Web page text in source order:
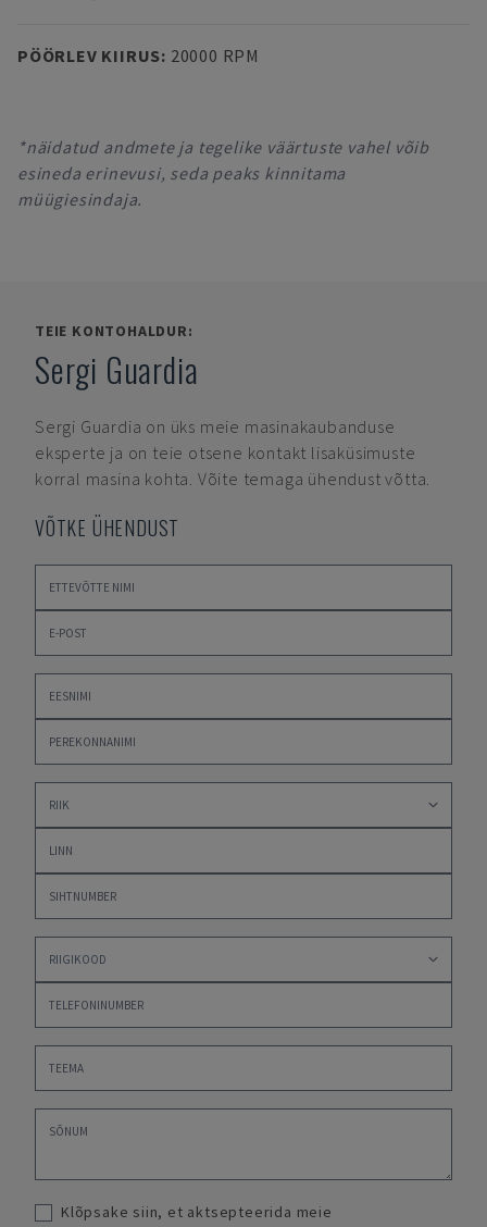
PÖÖRLEV KIIRUS: 20000 RPM
*näidatud andmete ja tegelike väärtuste vahel võib
esineda erinevusi, seda peaks kinnitama
müügiesindaja.
TEIE KONTOHALDUR:
Sergi Guardia
Sergi Guardia on üks meie masinakaubanduse
eksperte ja on teie otsene kontakt lisaküsimuste
korral masina kohta. Võite temaga ühendust võtta.
VÕTKE ÜHENDUST
Klõpsake siin, et aktsepteerida meie